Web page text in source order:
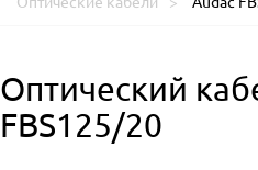
Оптический
FBS125/20